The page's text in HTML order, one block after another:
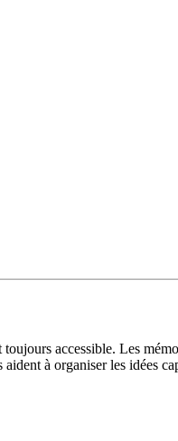
accessible. Les
à organiser les idées